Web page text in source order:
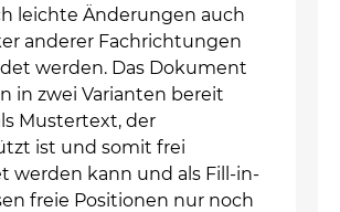
leichte Änderungen auch
anderer Fachrichtungen
werden. Das Dokument
in zwei Varianten bereit
Mustertext, der
ist und somit frei
werden kann und als Fill-in-
freie Positionen nur noch